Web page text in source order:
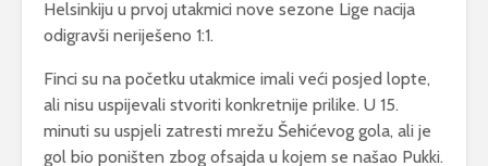
Helsinkiju u prvoj utakmici nove sezone Lige nacija
odigravši neriješeno 1:1.
Finci su na početku utakmice imali veći posjed lopte,
ali nisu uspijevali stvoriti konkretnije prilike. U 15.
minuti su uspjeli zatresti mrežu Šehićevog gola, ali je
gol bio poništen zbog ofsajda u kojem se našao Pukki.